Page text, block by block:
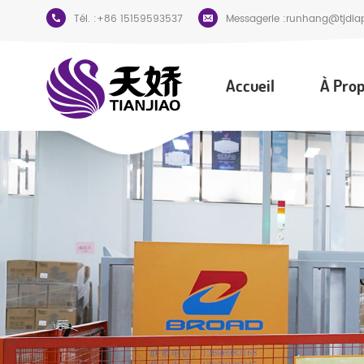
Tél. :+86 15159593537 Messagerie :
Accueil À